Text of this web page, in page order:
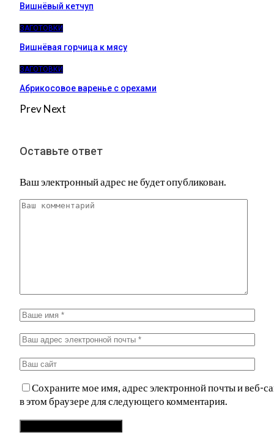
Вишнёвый кетчуп
ЗАГОТОВКИ
Вишнёвая горчица к мясу
ЗАГОТОВКИ
Абрикосовое варенье с орехами
PrevNext
Оставьте ответ
Ваш электронный адрес не будет опубликован.
Сохраните мое имя, адрес электронной почты и веб-
в этом браузере для следующего комментария.